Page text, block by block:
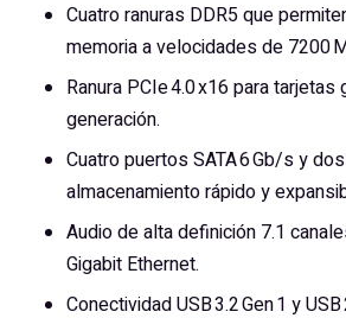
Cuatro ranuras DDR5 que
memoria a velocidades de 7200
Ranura PCIe 4.0 x16 para
generación.
Cuatro puertos SATA 6 Gb/s y
almacenamiento rápido y
Audio de alta definición 7.1
Gigabit Ethernet.
Conectividad USB 3.2 Gen 1 y